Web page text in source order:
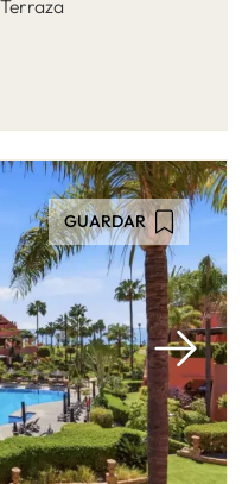
Terraza
GUARDAR